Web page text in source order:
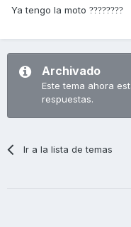
Ya tengo la moto ????????
Archivado
Este tema ahora
respuestas.
Ir a la lista de temas